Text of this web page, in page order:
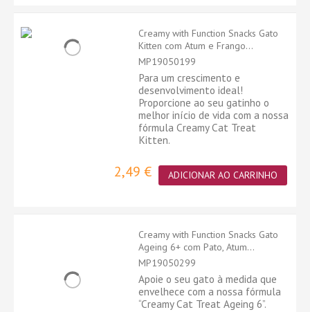
Creamy with Function Snacks Gato
Kitten com Atum e Frango...
MP19050199
Para um crescimento e
desenvolvimento ideal!
Proporcione ao seu gatinho o
melhor início de vida com a nossa
fórmula Creamy Cat Treat
Kitten.
2,49 € ADICIONAR AO CARRINHO
Creamy with Function Snacks Gato
Ageing 6+ com Pato, Atum...
MP19050299
Apoie o seu gato à medida que
envelhece com a nossa fórmula
“Creamy Cat Treat Ageing 6”.